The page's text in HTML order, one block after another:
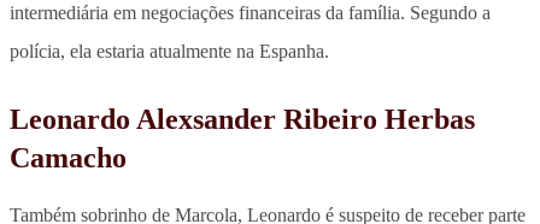
intermediária em negociações financeiras da família. Segundo a
polícia, ela estaria atualmente na Espanha.
Leonardo Alexsander Ribeiro Herbas
Camacho
Também sobrinho de Marcola, Leonardo é suspeito de receber parte